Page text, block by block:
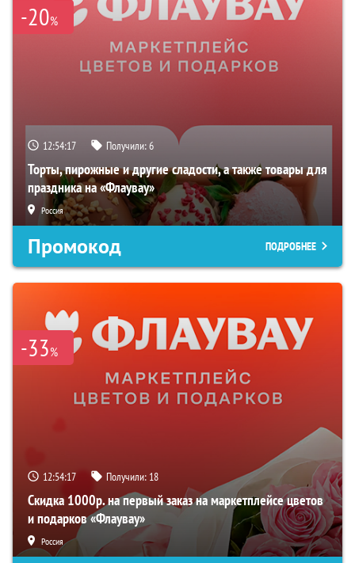
-20%
12:54:16 Получили:6
Торты, пирожные и другие сладости, а также товары для
праздника на «Флаувау»
Россия
Промокод ПОДРОБНЕЕ
-33%
12:54:16 Получили: 18
Скидка 1000р. на первый заказ на маркетплейсе цветов
и подарков «Флаувау»
Россия